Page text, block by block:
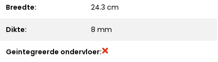
Breedte: 24.3 cm
Dikte: 8 mm
Geintegreerde ondervloer: